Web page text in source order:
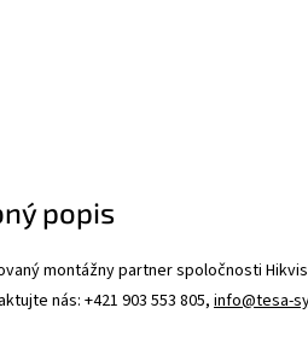
popis
montážny partner spoločnosti
nás: +421 903 553 805,info@tesa-